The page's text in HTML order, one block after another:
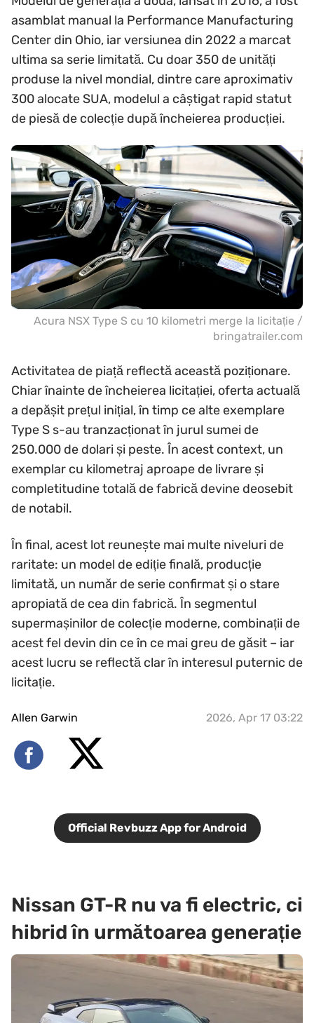
asamblat manual la Performance Manufacturing
Center din Ohio, iar versiunea din 2022 a marcat
ultima sa serie limitată. Cu doar 350 de unități
produse la nivel mondial, dintre care aproximativ
300 alocate SUA, modelul a câștigat rapid statut
de piesă de colecție după încheierea producției.
Acura NSX Type S cu 10 kilometri merge la licitație /
bringatrailer.com
Activitatea de piață reflectă această poziționare.
Chiar înainte de încheierea licitației, oferta actuală
a depășit prețul inițial, în timp ce alte exemplare
Type S s-au tranzacționat în jurul sumei de
250.000 de dolari și peste. În acest context, un
exemplar cu kilometraj aproape de livrare și
completitudine totală de fabrică devine deosebit
de notabil.
În final, acest lot reunește mai multe niveluri de
raritate: un model de ediție finală, producție
limitată, un număr de serie confirmat și o stare
apropiată de cea din fabrică. În segmentul
supermașinilor de colecție moderne, combinații de
acest fel devin din ce în ce mai greu de găsit – iar
acest lucru se reflectă clar în interesul puternic de
licitație.
Allen Garwin 2026, Apr 17 03:22
Official Revbuzz App for Android
Nissan GT-R nu va fi electric, ci
hibrid în următoarea generație